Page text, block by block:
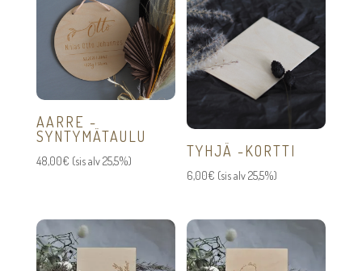
14,00€
AARRE -
SYNTYMÄTAULU
48,00€ (sis alv 25,5%)
TYHJÄ -KORTTI
6,00€ (sis alv 25,5%)